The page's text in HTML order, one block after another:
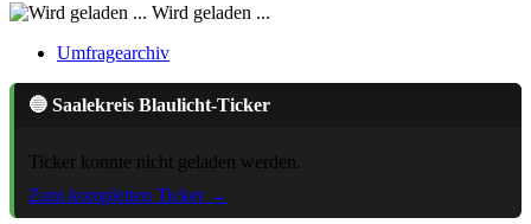
Wird geladen ...
Umfragearchiv
🔵 Saalekreis Blaulicht-Ticker
Ticker konnte nicht geladen werden.
Zum kompletten Ticker →